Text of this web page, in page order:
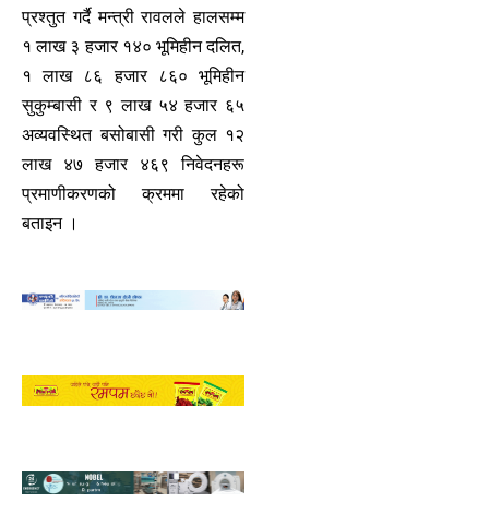
प्रश्तुत गर्दै मन्त्री रावलले हालसम्म
१ लाख ३ हजार १४० भूमिहीन दलित,
१ लाख ८६ हजार ८६० भूमिहीन
सुकुम्बासी र ९ लाख ५४ हजार ६५
अव्यवस्थित बसोबासी गरी कुल १२
लाख ४७ हजार ४६९ निवेदनहरू
प्रमाणीकरणको क्रममा रहेको
बताइन ।